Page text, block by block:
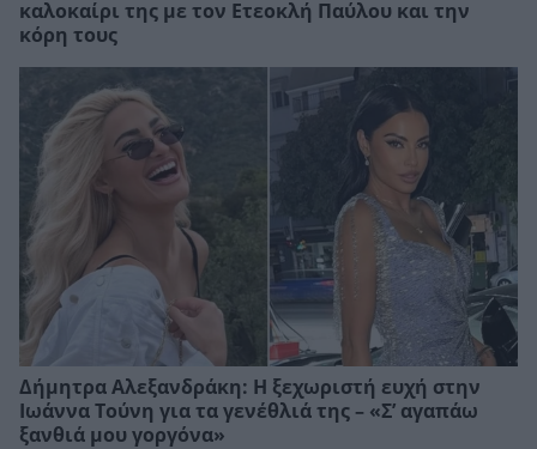
καλοκαίρι της με τον Ετεοκλή Παύλου και την
κόρη τους
Δήμητρα Αλεξανδράκη: Η ξεχωριστή ευχή στην
Ιωάννα Τούνη για τα γενέθλιά της – «Σ’ αγαπάω
ξανθιά μου γοργόνα»